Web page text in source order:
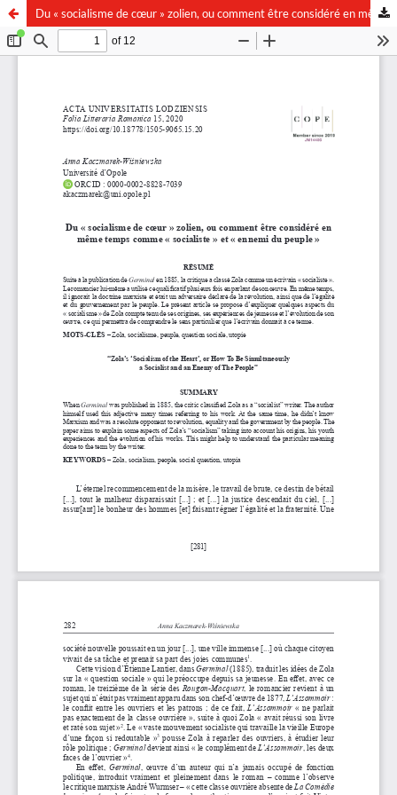
Du « socialisme de cœur » zolien, ou comment être considéré en même temps comme « socialiste » et « ennemi du peuple »